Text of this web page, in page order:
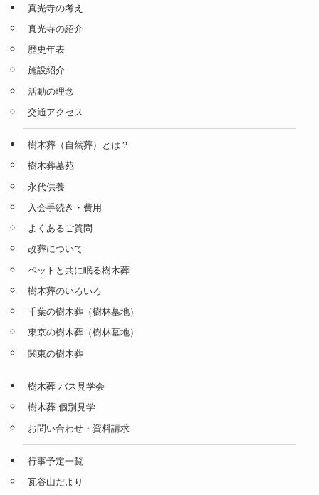
真光寺の考え
真光寺の紹介
歴史年表
施設紹介
活動の理念
交通アクセス
樹木葬（自然葬）とは？
樹木葬墓苑
永代供養
入会手続き・費用
よくあるご質問
改葬について
ペットと共に眠る樹木葬
樹木葬のいろいろ
千葉の樹木葬（樹林墓地）
東京の樹木葬（樹林墓地）
関東の樹木葬
樹木葬 バス見学会
樹木葬 個別見学
お問い合わせ・資料請求
行事予定一覧
瓦谷山だより